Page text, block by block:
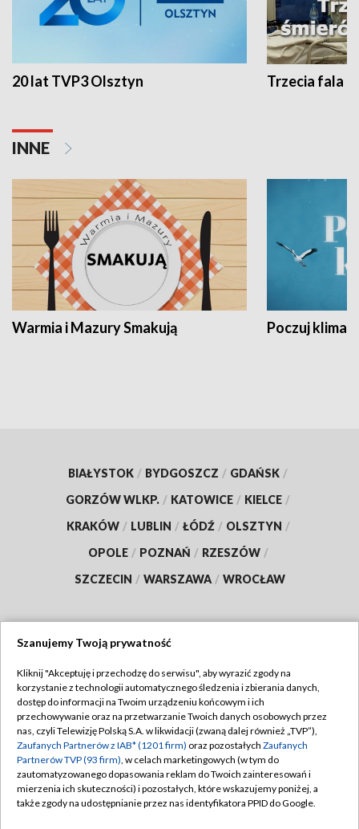
20 lat TVP3 Olsztyn Trzecia fala -
INNE
Warmia i Mazury Smakują Poczuj klimat
BIAŁYSTOK / BYDGOSZCZ / GDAŃSK /
GORZÓW WLKP. / KATOWICE / KIELCE /
KRAKÓW / LUBLIN / ŁÓDŹ / OLSZTYN /
OPOLE / POZNAŃ / RZESZÓW /
SZCZECIN / WARSZAWA / WROCŁAW
TVP
Abonament TVP
Emisja w TVP
Centrum informacji TVP
Naziemna Telewizja Cyfrowa
Regulamin TVP
Polityka prywatności
Moje zgody
Pomoc
Szanujemy Twoją prywatność
Kliknij "Akceptuję i przechodzę do serwisu", aby wyrazić zgody na
korzystanie z technologii automatycznego śledzenia i zbierania danych,
dostęp do informacji na Twoim urządzeniu końcowym i ich
przechowywanie oraz na przetwarzanie Twoich danych osobowych przez
nas, czyli Telewizję Polską S.A. w likwidacji (zwaną dalej również „TVP”),
Zaufanych Partnerów z IAB* (1201 firm) oraz pozostałych Zaufanych
Partnerów TVP (93 firm), w celach marketingowych (w tym do
zautomatyzowanego dopasowania reklam do Twoich zainteresowań i
mierzenia ich skuteczności) i pozostałych, które wskazujemy poniżej, a
także zgody na udostępnianie przez nas identyfikatora PPID do Google.